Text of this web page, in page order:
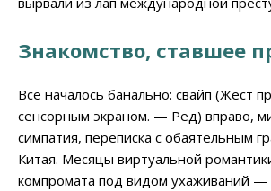
Знакомство, ставшее
Всё началось банально: свайп (Жест
сенсорным экраном. — Ред) вправо,
симпатия, переписка с обаятельным
Китая. Месяцы виртуальной
компромата под видом ухаживаний —